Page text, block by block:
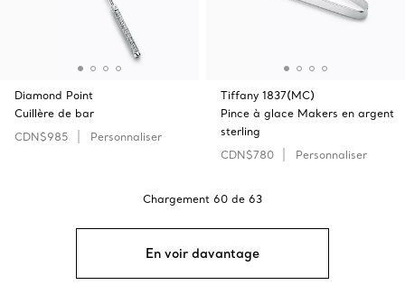
Diamond Point
Cuillère de bar
CDN$985
Personnaliser
Tiffany 1837(MC)
Pince à glace Makers en argent
sterling
CDN$780
Personnaliser
Chargement 60 de 63
En voir davantage